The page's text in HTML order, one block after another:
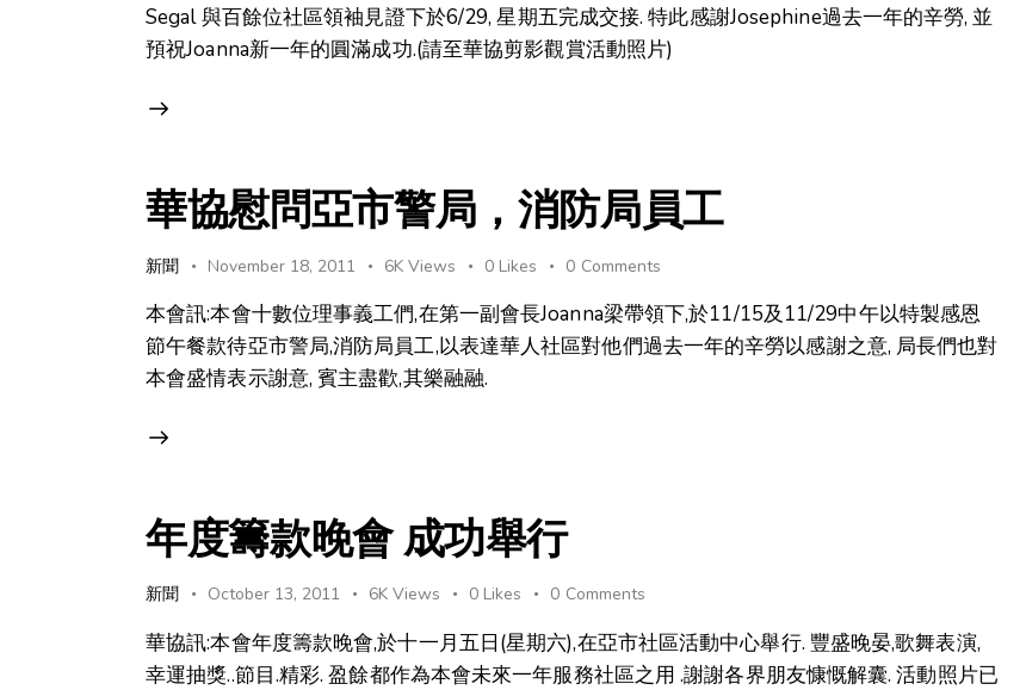
Segal 與百餘位社區領袖見證下於6/29, 星期五完成交接. 特此感謝Josephine過去一年的辛勞, 並
預祝Joanna新一年的圓滿成功.(請至華協剪影觀賞活動照片)
華協慰問亞市警局，消防局員工
新聞 November 18, 2011 6K Views 0 Likes 0 Comments
本會訊:本會十數位理事義工們,在第一副會長Joanna梁帶領下,於11/15及11/29中午以特製感恩
節午餐款待亞市警局,消防局員工,以表達華人社區對他們過去一年的辛勞以感謝之意, 局長們也對
本會盛情表示謝意, 賓主盡歡,其樂融融.
年度籌款晚會 成功舉行
新聞 October 13, 2011 6K Views 0 Likes 0 Comments
華協訊:本會年度籌款晚會,於十一月五日(星期六),在亞市社區活動中心舉行. 豐盛晚晏,歌舞表演,
幸運抽獎..節目.精彩. 盈餘都作為本會未來一年服務社區之用 .謝謝各界朋友慷慨解囊. 活動照片已